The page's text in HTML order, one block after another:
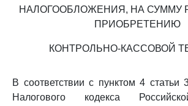
НАЛОГООБЛОЖЕНИЯ, НА СУММУ
ПРИОБРЕТЕНИЮ
КОНТРОЛЬНО-КАССОВОЙ
В соответствии с пунктом 4 статьи
Налогового кодекса